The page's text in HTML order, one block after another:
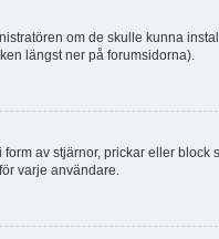
om de skulle kunna
längst ner på forumsidorna).
av stjärnor, prickar eller
varje användare.